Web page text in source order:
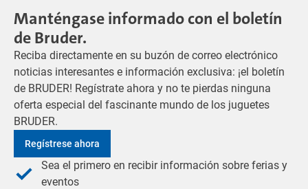
Manténgase informado con el boletín
de Bruder.
Reciba directamente en su buzón de correo electrónico
noticias interesantes e información exclusiva: ¡el boletín
de BRUDER! Regístrate ahora y no te pierdas ninguna
oferta especial del fascinante mundo de los juguetes
BRUDER.
Regístrese ahora
Sea el primero en recibir información sobre ferias y
eventos